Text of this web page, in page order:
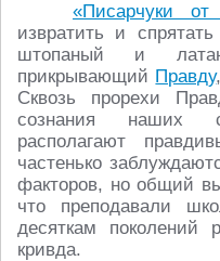
«Писарчуки от
извратить и
штопаный и
прикрывающий Правду
Сквозь прорехи
сознания наших
располагают
частенько
факторов, но общий
что преподавали
десяткам поколений
кривда.